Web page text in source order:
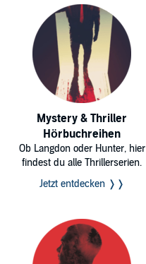
Mystery & Thriller
Hörbuchreihen
Ob Langdon oder Hunter, hier
findest du alle Thrillerserien.
Jetzt entdecken ❭❭